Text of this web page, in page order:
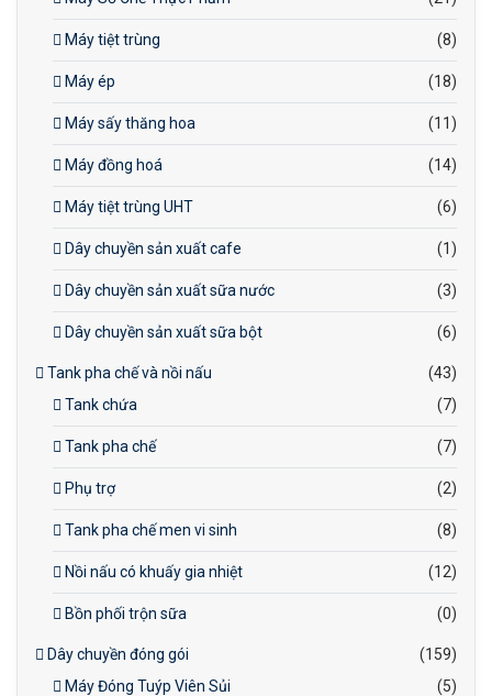
Máy tiệt trùng (8)
Máy ép (18)
Máy sấy thăng hoa (11)
Máy đồng hoá (14)
Máy tiệt trùng UHT (6)
Dây chuyền sản xuất cafe (1)
Dây chuyền sản xuất sữa nước (3)
Dây chuyền sản xuất sữa bột (6)
Tank pha chế và nồi nấu
(43)
Tank chứa
(7)
Tank pha chế (7)
Phụ trợ (2)
Tank pha chế men vi sinh (8)
Nồi nấu có khuấy gia nhiệt (12)
Bồn phối trộn sữa (0)
Dây chuyền đóng gói
(159)
Máy Đóng Tuýp Viên Sủi
(5)